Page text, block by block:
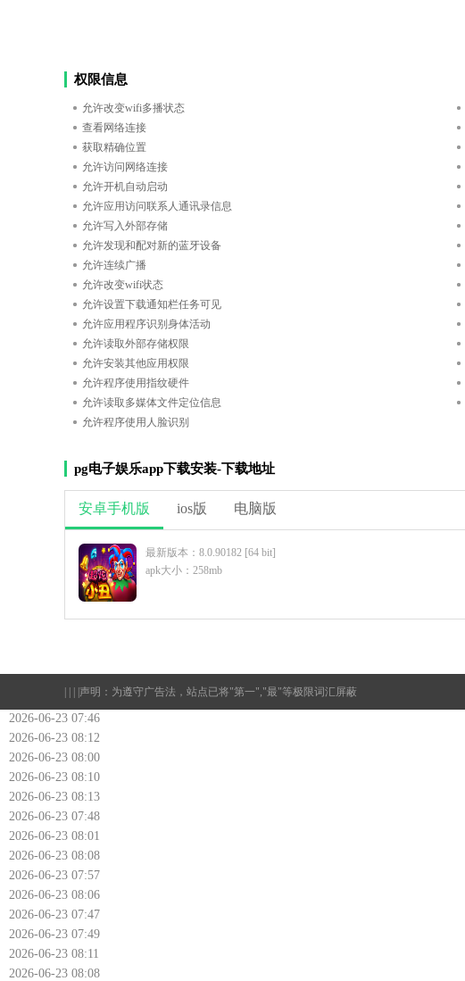
权限信息
允许改变wifi多播状态
查看网络连接
获取精确位置
允许访问网络连接
允许开机自动启动
允许应用访问联系人通讯录信息
允许写入外部存储
允许发现和配对新的蓝牙设备
允许连续广播
允许改变wifi状态
允许设置下载通知栏任务可见
允许应用程序识别身体活动
允许读取外部存储权限
允许安装其他应用权限
允许程序使用指纹硬件
允许读取多媒体文件定位信息
允许程序使用人脸识别
pg电子娱乐app下载安装-下载地址
安卓手机版 ios版 电脑版
最新版本：8.0.90182 [64 bit]
apk大小：258mb
声明：为遵守广告法，站点已将"第一","最"等极限词汇屏蔽
2026-06-23 07:46
2026-06-23 08:12
2026-06-23 08:00
2026-06-23 08:10
2026-06-23 08:13
2026-06-23 07:48
2026-06-23 08:01
2026-06-23 08:08
2026-06-23 07:57
2026-06-23 08:06
2026-06-23 07:47
2026-06-23 07:49
2026-06-23 08:11
2026-06-23 08:08